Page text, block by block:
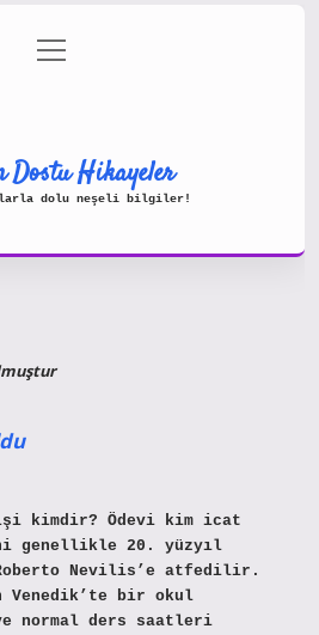
Politikası
menüyü
aç
Dostu Hikayeler
dolu neşeli bilgiler!
kimdir? Ödevi kim icat
genellikle 20. yüzyıl
Nevilis’e atfedilir.
Venedik’te bir okul
normal ders saatleri